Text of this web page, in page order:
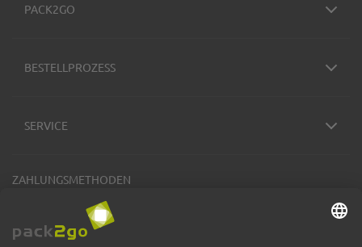
PACK2GO
BESTELLPROZESS
SERVICE
ZAHLUNGSMETHODEN